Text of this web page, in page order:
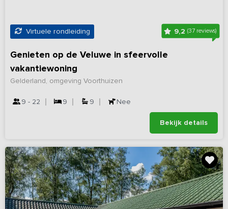
Virtuele rondleiding 9,2(37 reviews)
Genieten op de Veluwe in sfeervolle
vakantiewoning
Gelderland, omgeving Voorthuizen
9 - 22 9 9 Nee
Bekijk details